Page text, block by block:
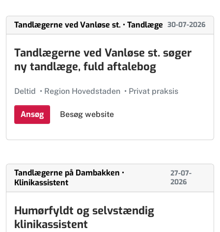
Tandlægerne ved Vanløse st. • Tandlæge 30-07-2026
Tandlægerne ved Vanløse st. søger
ny tandlæge, fuld aftalebog
Deltid • Region Hovedstaden • Privat praksis
Ansøg Besøg website
Tandlægerne på Dambakken •
Klinikassistent
27-07-
2026
Humørfyldt og selvstændig
klinikassistent